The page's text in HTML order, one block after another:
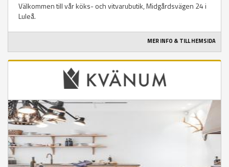
Välkommen till vår köks- och vitvarubutik, Midgårdsvägen 24 i
Luleå.
MER INFO & TILL HEMSIDA